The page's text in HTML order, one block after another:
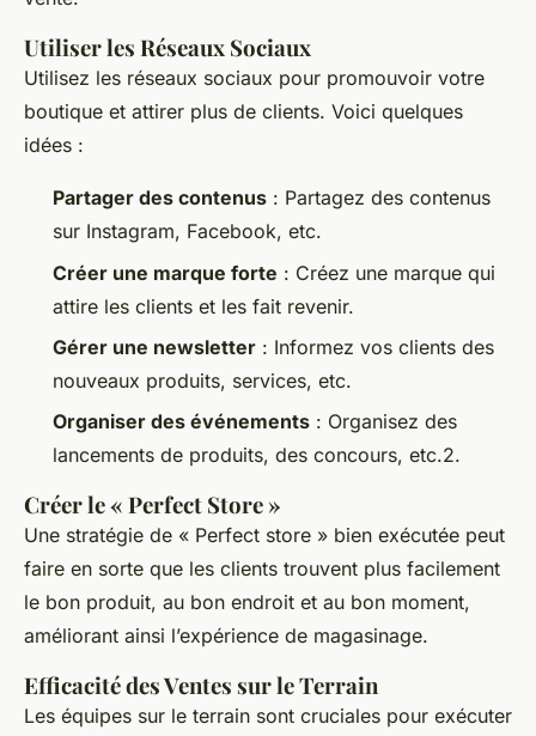
Utiliser les Réseaux Sociaux
Utilisez les réseaux sociaux pour promouvoir votre
boutique et attirer plus de clients. Voici quelques
idées :
Partager des contenus : Partagez des contenus
sur Instagram, Facebook, etc.
Créer une marque forte : Créez une marque qui
attire les clients et les fait revenir.
Gérer une newsletter : Informez vos clients des
nouveaux produits, services, etc.
Organiser des événements : Organisez des
lancements de produits, des concours, etc.2.
Créer le « Perfect Store »
Une stratégie de « Perfect store » bien exécutée peut
faire en sorte que les clients trouvent plus facilement
le bon produit, au bon endroit et au bon moment,
améliorant ainsi l’expérience de magasinage.
Efficacité des Ventes sur le Terrain
Les équipes sur le terrain sont cruciales pour exécuter